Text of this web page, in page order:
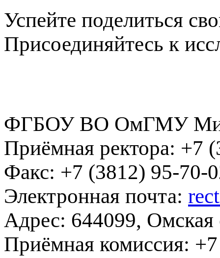
Успейте поделиться
Присоединяйтесь к
ФГБОУ ВО ОмГМУ
Приёмная ректора: +7
Факс: +7 (3812) 95-70-
Электронная почта:
Адрес: 644099, Омская
Приёмная комиссия: